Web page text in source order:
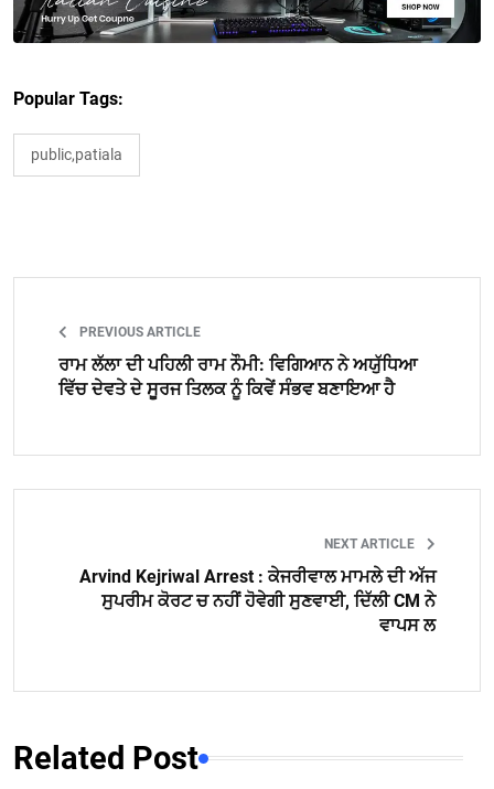
Popular Tags:
public,patiala
PREVIOUS ARTICLE
ਰਾਮ ਲੱਲਾ ਦੀ ਪਹਿਲੀ ਰਾਮ ਨੌਮੀ: ਵਿਗਿਆਨ ਨੇ ਅਯੁੱਧਿਆ
ਵਿੱਚ ਦੇਵਤੇ ਦੇ ਸੂਰਜ ਤਿਲਕ ਨੂੰ ਕਿਵੇਂ ਸੰਭਵ ਬਣਾਇਆ ਹੈ
NEXT ARTICLE
Arvind Kejriwal Arrest : ਕੇਜਰੀਵਾਲ ਮਾਮਲੇ ਦੀ ਅੱਜ
ਸੁਪਰੀਮ ਕੋਰਟ ਚ ਨਹੀਂ ਹੋਵੇਗੀ ਸੁਣਵਾਈ, ਦਿੱਲੀ CM ਨੇ
ਵਾਪਸ ਲ
Related Post